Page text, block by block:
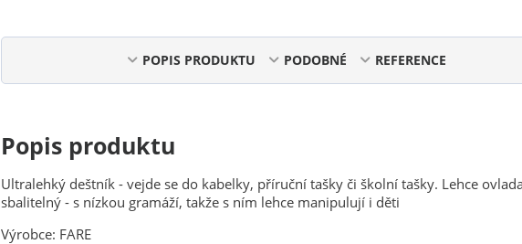
POPIS PRODUKTU PODOBNÉ REFERENCE
Popis produktu
Ultralehký deštník - vejde se do kabelky, příruční tašky či školní tašky. Lehce
sbalitelný - s nízkou gramáží, takže s ním lehce manipulují i děti
Výrobce: FARE